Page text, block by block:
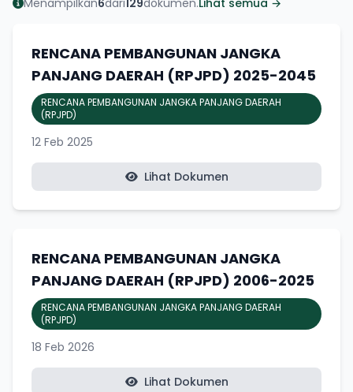
RENCANA PEMBANGUNAN JANGKA
PANJANG DAERAH (RPJPD) 2025-2045
RENCANA PEMBANGUNAN JANGKA PANJANG DAERAH
(RPJPD)
12 Feb 2025
Lihat Dokumen
RENCANA PEMBANGUNAN JANGKA
PANJANG DAERAH (RPJPD) 2006-2025
RENCANA PEMBANGUNAN JANGKA PANJANG DAERAH
(RPJPD)
18 Feb 2026
Lihat Dokumen